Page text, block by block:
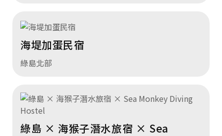
海堤加蛋民宿
綠島北部
綠島 × 海猴子潛水旅宿 × Sea